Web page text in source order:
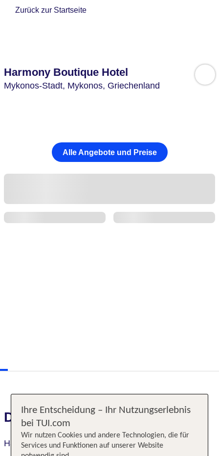
Zurück zur Startseite
Harmony Boutique Hotel
Mykonos-Stadt, Mykonos, Griechenland
Alle Angebote und Preise
Das erwartet Sie
Harmony Boutique Hotel
Ihre Entscheidung – Ihr Nutzungserlebnis
bei TUI.com
Wir nutzen Cookies und andere Technologien, die für
Services und Funktionen auf unserer Website